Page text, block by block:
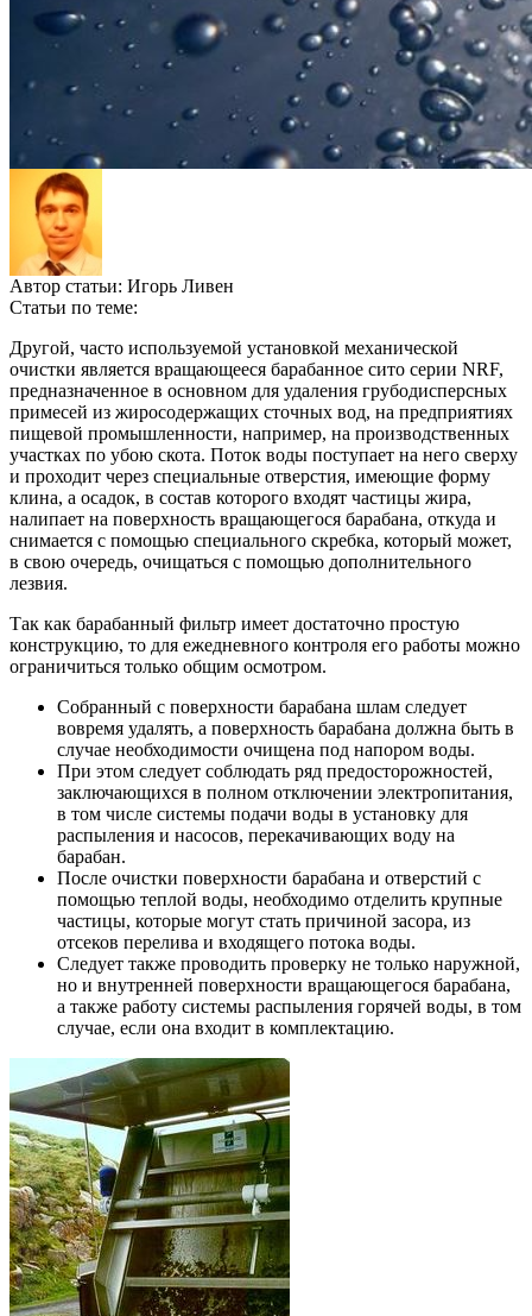
Автор статьи: Игорь Ливен
Статьи по теме:
Другой, часто используемой установкой механической
очистки является вращающееся барабанное сито серии NRF,
предназначенное в основном для удаления грубодисперсных
примесей из жиросодержащих сточных вод, на предприятиях
пищевой промышленности, например, на производственных
участках по убою скота. Поток воды поступает на него сверху
и проходит через специальные отверстия, имеющие форму
клина, а осадок, в состав которого входят частицы жира,
налипает на поверхность вращающегося барабана, откуда и
снимается с помощью специального скребка, который может,
в свою очередь, очищаться с помощью дополнительного
лезвия.
Так как барабанный фильтр имеет достаточно простую
конструкцию, то для ежедневного контроля его работы можно
ограничиться только общим осмотром.
Собранный с поверхности барабана шлам следует
вовремя удалять, а поверхность барабана должна быть в
случае необходимости очищена под напором воды.
При этом следует соблюдать ряд предосторожностей,
заключающихся в полном отключении электропитания,
в том числе системы подачи воды в установку для
распыления и насосов, перекачивающих воду на
барабан.
После очистки поверхности барабана и отверстий с
помощью теплой воды, необходимо отделить крупные
частицы, которые могут стать причиной засора, из
отсеков перелива и входящего потока воды.
Следует также проводить проверку не только наружной,
но и внутренней поверхности вращающегося барабана,
а также работу системы распыления горячей воды, в том
случае, если она входит в комплектацию.